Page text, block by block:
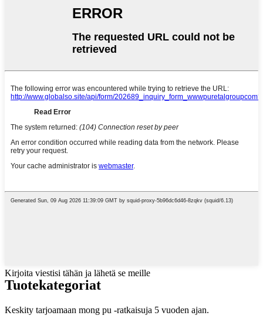
Kirjoita viestisi tähän ja lähetä se meille
Tuotekategoriat
Keskity tarjoamaan mong pu -ratkaisuja 5 vuoden ajan.